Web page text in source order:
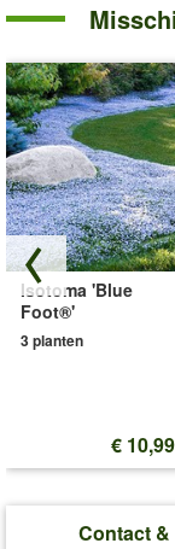
Isotoma 'Blue
Foot®'
3 planten
€ 10,99
Contact